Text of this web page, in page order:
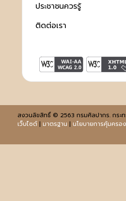
ประชาชนควรรู้
ติดต่อเรา
สงวนลิขสิทธิ์ © 2563 กรมศิลปากร. กระ
เว็บไซต์| มาตรฐาน | นโยบายการคุ้มคร